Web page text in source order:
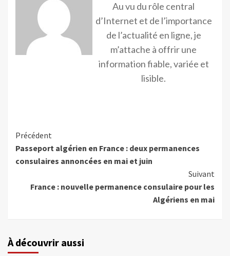
Au vu du rôle central
d’Internet et de l’importance
de l’actualité en ligne, je
m’attache à offrir une
information fiable, variée et
lisible.
Précédent
Passeport algérien en France : deux permanences
consulaires annoncées en mai et juin
Suivant
France : nouvelle permanence consulaire pour les
Algériens en mai
À découvrir aussi